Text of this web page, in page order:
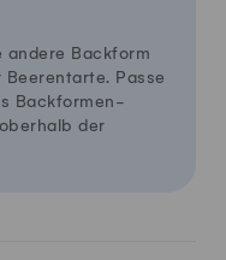
andere Backform
Passe
Backformen-
der